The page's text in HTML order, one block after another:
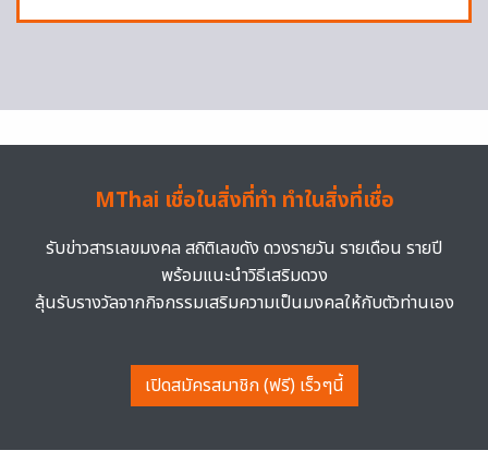
MThai เชื่อในสิ่งที่ทำ ทำในสิ่งที่เชื่อ
รับข่าวสารเลขมงคล สถิติเลขดัง ดวงรายวัน รายเดือน รายปี
พร้อมแนะนำวิธีเสริมดวง
ลุ้นรับรางวัลจากกิจกรรมเสริมความเป็นมงคลให้กับตัวท่านเอง
เปิดสมัครสมาชิก (ฟรี) เร็วๆนี้